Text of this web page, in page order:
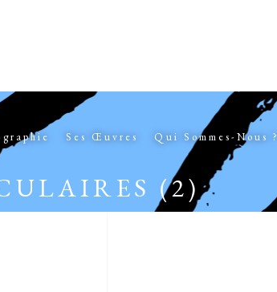
Ses Œuvres Qui Sommes-Nous ?
(2)